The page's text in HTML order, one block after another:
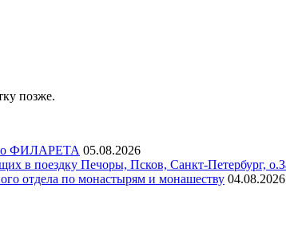
позже.
ФИЛАРЕТА 05.08.2026
в поездку Печоры, Псков, Санкт-Петербург,
отдела по монастырям и монашеству 04.08.2026